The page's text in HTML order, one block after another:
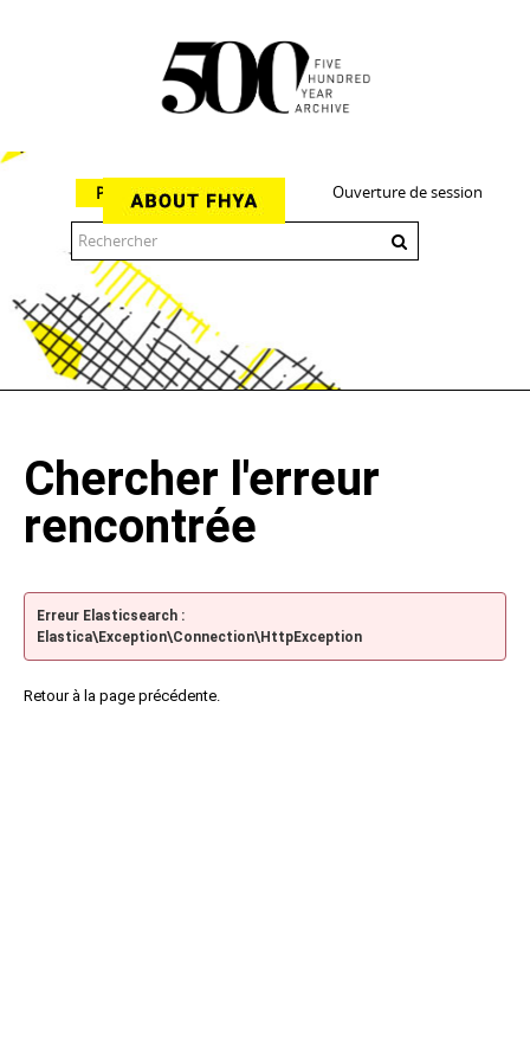
Ouverture de session
Parcourir
Chercher l'erreur
rencontrée
Erreur Elasticsearch :
Elastica\Exception\Connection\HttpException
Retour à la page précédente.